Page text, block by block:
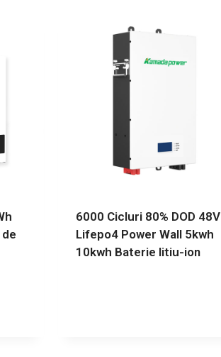
6000 Cicluri 80% DOD 48V
Lifepo4 Power Wall 5kwh
10kwh Baterie litiu-ion